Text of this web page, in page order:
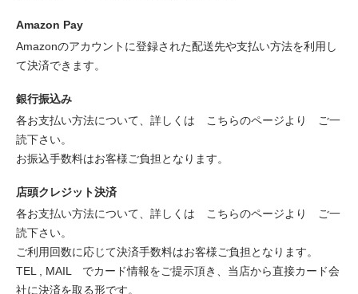
Amazon Pay
Amazonのアカウントに登録された配送先や支払い方法を利用し
て決済できます。
銀行振込み
各お支払い方法について、詳しくは
こちらのページより
ご一
読下さい。
お振込手数料はお客様ご負担となります。
店頭クレジット決済
各お支払い方法について、詳しくは
こちらのページより
ご一
読下さい。
ご利用回数に応じて決済手数料はお客様ご負担となります。
TEL , MAIL でカード情報をご提示頂き、当店から直接カード会
社に決済を取る形です。